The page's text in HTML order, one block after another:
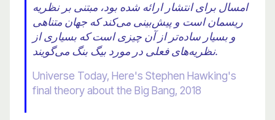
امسال برای انتشار ارائه شده بود، مبتنی بر نظریه
ریسمان است و پیش‌بینی می‌کند که جهان متناهی
و بسیار ساده‌تر از آن چیزی است که بسیاری از
نظریه‌های فعلی در مورد بیگ بنگ می‌گویند.
Universe Today, Here's Stephen Hawking's
final theory about the Big Bang, 2018